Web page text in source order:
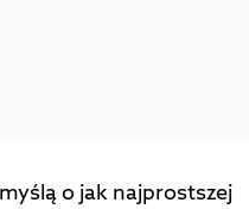
o jak najprostszej